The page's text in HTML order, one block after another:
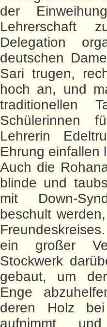
der
Lehrerschaft
Delegation
deutschen
Sari trugen,
hoch an, und
traditionellen
Schülerinnen
Lehrerin
Ehrung einfallen
Auch die
blinde und
mit Down-
beschult
ein großer
Stockwerk
gebaut, um
Enge
deren Holz
aufnimmt